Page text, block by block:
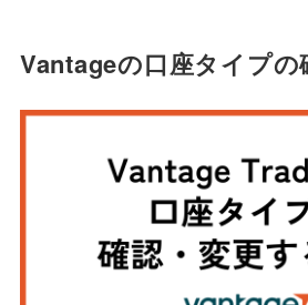
Vantageの口座タイプの